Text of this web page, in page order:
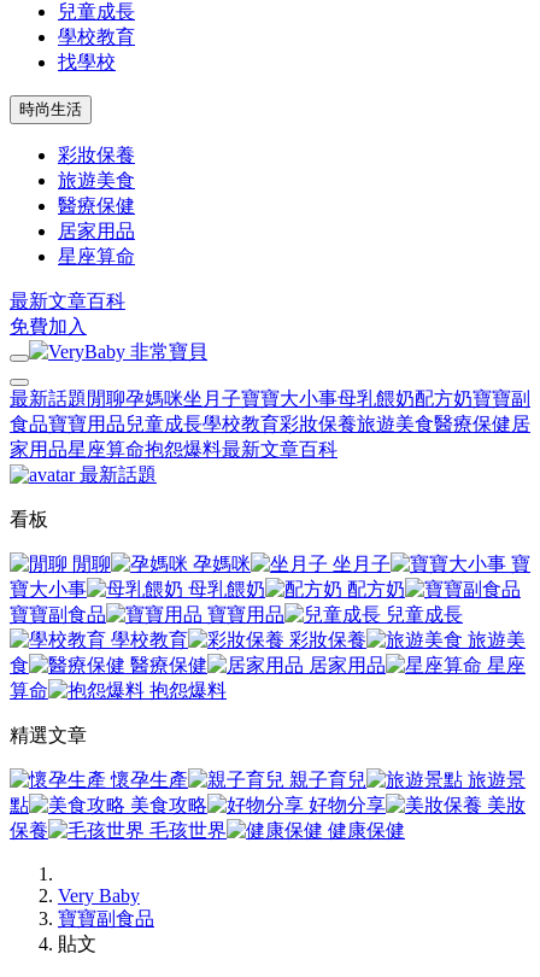
兒童成長
學校教育
找學校
時尚生活
彩妝保養
旅遊美食
醫療保健
居家用品
星座算命
最新文章百科
免費加入
最新話題 閒聊孕媽咪坐月子寶寶大小事母乳餵奶配方奶寶寶副
食品寶寶用品兒童成長學校教育彩妝保養旅遊美食醫療保健居
家用品星座算命抱怨爆料最新文章百科
最新話題
看板
閒聊 孕媽咪 坐月子
寶
寶大小事
母乳餵奶
配方奶
寶寶副食品
寶寶用品
兒童成長
學校教育
彩妝保養
旅遊美
食
醫療保健 居家用品
星座
算命
抱怨爆料
精選文章
懷孕生產 親子育兒
旅遊景
點
美食攻略 好物分享
美妝
保養
毛孩世界 健康保健
Very Baby
寶寶副食品
貼文